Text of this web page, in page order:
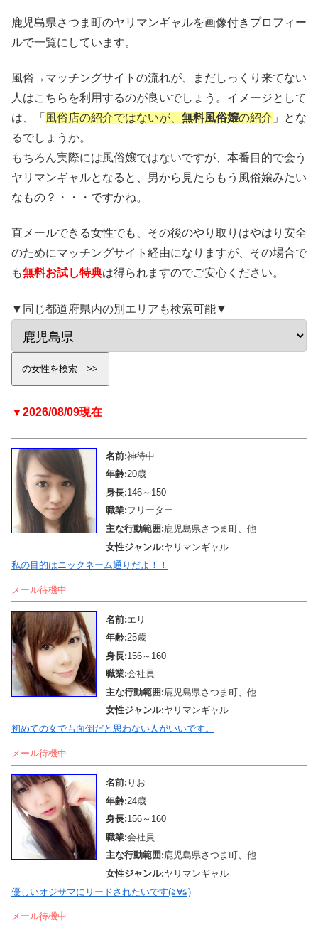
鹿児島県さつま町のヤリマンギャルを画像付きプロフィー
ルで一覧にしています。
風俗→マッチングサイトの流れが、まだしっくり来てない
人はこちらを利用するのが良いでしょう。イメージとして
は、「 風俗店の紹介ではないが、 無料風俗嬢の紹介 」とな
るでしょうか。
もちろん実際には風俗嬢ではないですが、本番目的で会う
ヤリマンギャルとなると、男から見たらもう風俗嬢みたい
なもの？・・・ですかね。
直メールできる女性でも、その後のやり取りはやはり安全
のためにマッチングサイト経由になりますが、その場合で
も無料お試し特典は得られますのでご安心ください。
▼同じ都道府県内の別エリアも検索可能▼
▼2026/08/09現在
名前:神待中
年齢:20歳
身長:146～150
職業:フリーター
主な行動範囲: 鹿児島県さつま町、他
女性ジャンル:ヤリマンギャル
私の目的はニックネーム通りだよ！！
メール待機中
名前:エリ
年齢:25歳
身長:156～160
職業:会社員
主な行動範囲: 鹿児島県さつま町、他
女性ジャンル:ヤリマンギャル
初めての女でも面倒だと思わない人がいいです。
メール待機中
名前: りお
年齢:24歳
身長:156～160
職業:会社員
主な行動範囲:鹿児島県さつま町、他
女性ジャンル:ヤリマンギャル
優しいオジサマにリードされたいです(≧∀≦)
メール待機中